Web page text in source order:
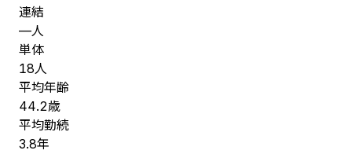
連結
—人
単体
18人
平均年齢
44.2歳
平均勤続
3.8年